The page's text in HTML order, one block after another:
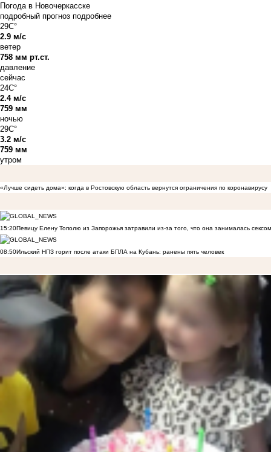
Погода в Новочеркасске
подробный прогноз подробнее
29C°
2.9 м/с
ветер
758 мм рт.ст.
давление
сейчас
24C°
2.4 м/с
759 мм
ночью
29C°
3.2 м/с
759 мм
утром
«Лучше сидеть дома»: когда в Ростовскую область вернутся ограничения по коронавирусу
15:20Певицу Елену Тополю из Запорожья затравили из-за того, что она занималась
08:50Ильский НПЗ горит после атаки БПЛА на Кубань: ранены пять человек